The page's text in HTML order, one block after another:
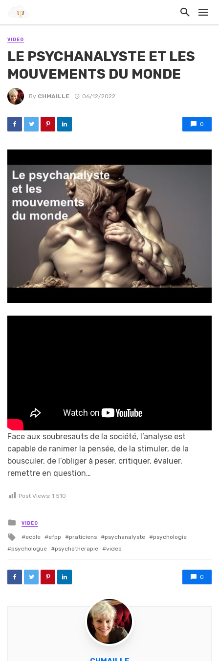
VIDEO
LE PSYCHANALYSTE ET LES
MOUVEMENTS DU MONDE
By CHMAILLE 06/12/2022
0
Face aux soubresauts de la société, l’analyse est
capable de ranimer la pensée, de la stimuler, de la
bousculer, de l’obliger à peser, critiquer, évaluer,
remettre en question…
Post Views: 1 510
Posted in
VIDEO
Tagged with
ecole efpp praticiens psychanalyste
psychologie
psychologue
psychotherapie video
0